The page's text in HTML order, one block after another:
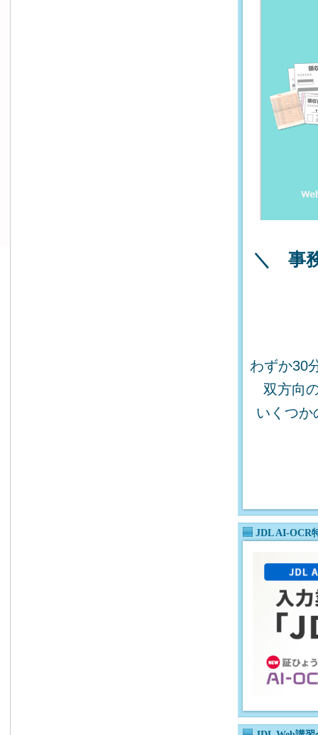
＼ 事
わずか30
双方向
いくつか
JDL AI-OCR